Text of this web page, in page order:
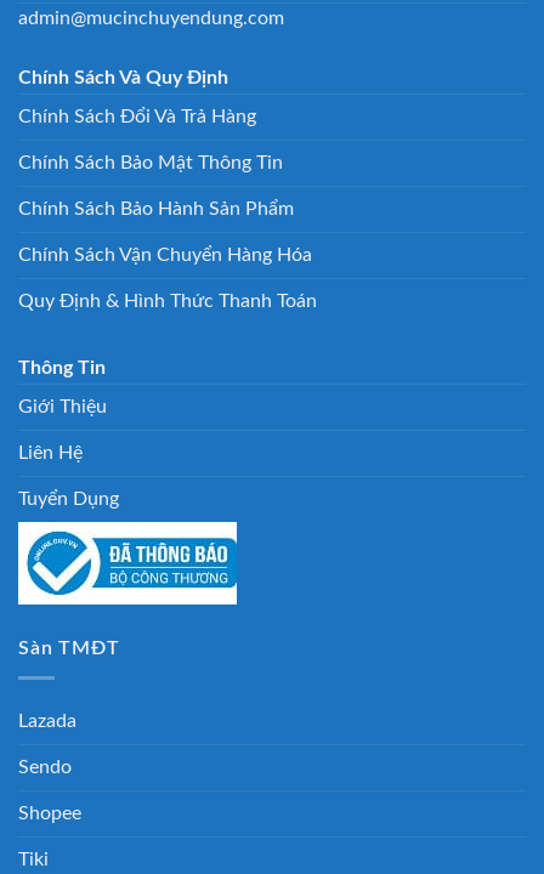
admin@mucinchuyendung.com
Chính Sách Và Quy Định
Chính Sách Đổi Và Trả Hàng
Chính Sách Bảo Mật Thông Tin
Chính Sách Bảo Hành Sản Phẩm
Chính Sách Vận Chuyển Hàng Hóa
Quy Định & Hình Thức Thanh Toán
Thông Tin
Giới Thiệu
Liên Hệ
Tuyển Dụng
Sàn TMĐT
Lazada
Sendo
Shopee
Tiki